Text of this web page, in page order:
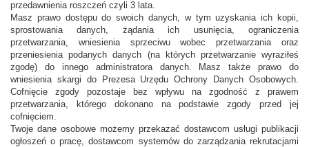
przedawnienia roszczeń czyli 3 lata.
Masz prawo dostępu do swoich danych, w tym uzyskania ich kopii,
sprostowania danych, żądania ich usunięcia, ograniczenia
przetwarzania, wniesienia sprzeciwu wobec przetwarzania oraz
przeniesienia podanych danych (na których przetwarzanie wyraziłeś
zgodę) do innego administratora danych. Masz także prawo do
wniesienia skargi do Prezesa Urzędu Ochrony Danych Osobowych.
Cofnięcie zgody pozostaje bez wpływu na zgodność z prawem
przetwarzania, którego dokonano na podstawie zgody przed jej
cofnięciem.
Twoje dane osobowe możemy przekazać dostawcom usługi publikacji
ogłoszeń o pracę, dostawcom systemów do zarządzania rekrutacjami